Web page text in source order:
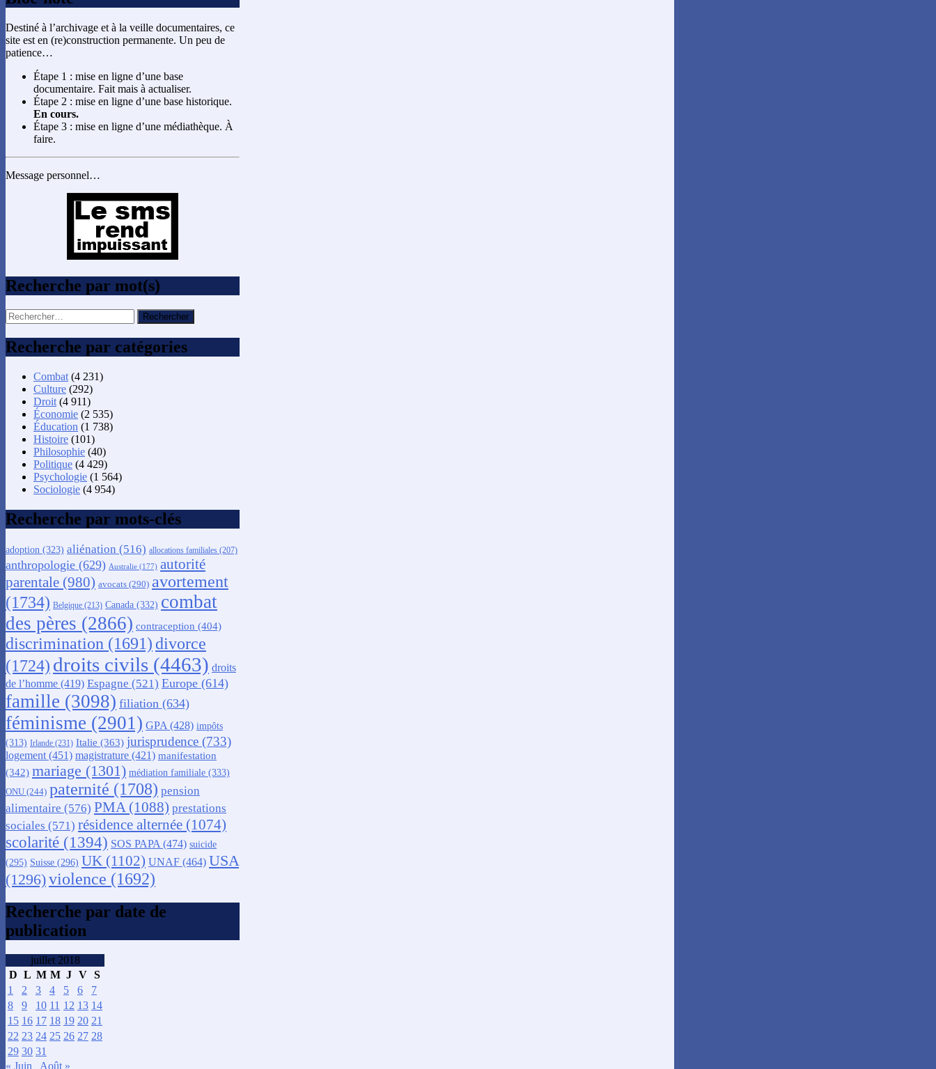
Destiné à l’archivage et à la veille documentaires, ce
site est en (re)construction permanente. Un peu de
patience…
Étape 1 : mise en ligne d’une base
documentaire. Fait mais à actualiser.
Étape 2 : mise en ligne d’une base historique.
En cours.
Étape 3 : mise en ligne d’une médiathèque. À
faire.
Message personnel…
Recherche par mot(s)
Rechercher :
Recherche par catégories
Combat (4 231)
Culture (292)
Droit (4 911)
Économie (2 535)
Éducation (1 738)
Histoire (101)
Philosophie (40)
Politique (4 429)
Psychologie (1 564)
Sociologie (4 954)
Recherche par mots-clés
adoption (323) aliénation (516) allocations familiales (207)
anthropologie (629) Australie (177) autorité
parentale (980) avocats (290) avortement
(1734) Belgique (213) Canada (332) combat
des pères (2866) contraception (404)
discrimination (1691) divorce
(1724) droits civils (4463) droits
de l’homme (419) Espagne (521) Europe (614)
famille (3098) filiation (634)
féminisme (2901) GPA (428) impôts
(313) Irlande (231) Italie (363) jurisprudence (733)
logement (451) magistrature (421) manifestation
(342) mariage (1301) médiation familiale (333)
ONU (244) paternité (1708) pension
alimentaire (576) PMA(1088) prestations
sociales (571) résidence alternée (1074)
scolarité (1394) SOS PAPA(474) suicide
(295) Suisse (296) UK (1102) UNAF (464) USA
(1296)violence (1692)
Recherche par date de
publication
juillet 2018
D L M M J V S
1
2 3 4 5 6
7
8
9 10 11 12 13 14
15 16 17 18 19 20 21
22 23 24 25 26 27 28
29 30 31
« Juin
Août »